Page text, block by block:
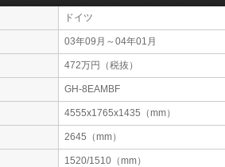
ドイツ
03年09月～04年01月
472万円（税抜）
GH-8EAMBF
4555x1765x1435（mm）
2645（mm）
1520/1510（mm）